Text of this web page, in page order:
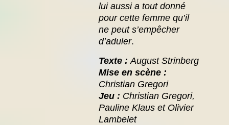
lui aussi a tout donné
pour cette femme qu’il
ne peut s’empêcher
d’aduler.
Texte : August Strinberg
Mise en scène :
Christian Gregori
Jeu : Christian Gregori,
Pauline Klaus et Olivier
Lambelet